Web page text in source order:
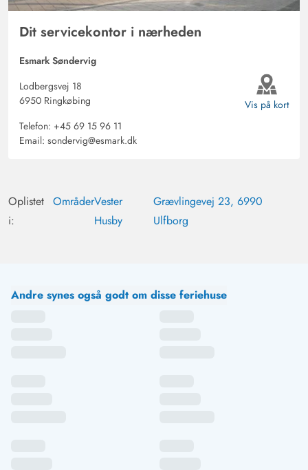
Dit servicekontor i nærheden
Esmark Søndervig
Lodbergsvej 18
6950 Ringkøbing
Telefon: +45 69 15 96 11
Email: sondervig@esmark.dk
Vis på kort
Oplistet
i:
OmråderVester
Husby
Grævlingevej 23, 6990
Ulfborg
Andre synes også godt om disse feriehuse